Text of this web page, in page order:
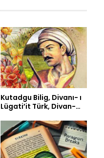
Kutadgu Bilig, Divanı- ı
Lügati’it Türk, Divan-…